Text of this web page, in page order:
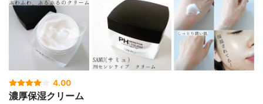
4.00
濃厚保湿クリーム